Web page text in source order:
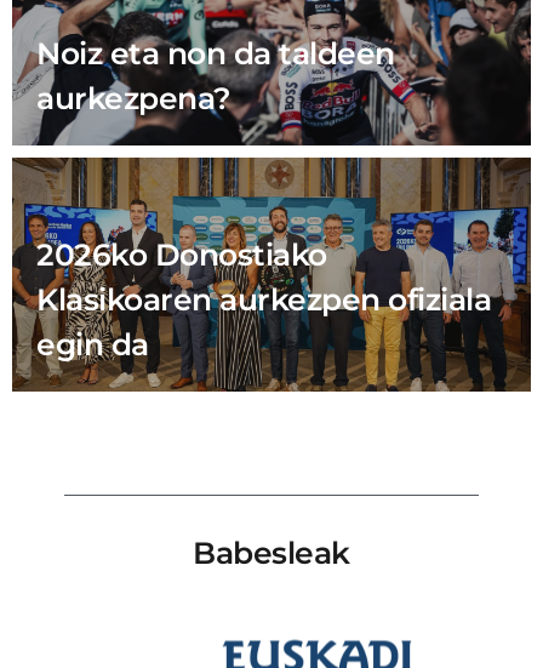
Noiz eta non da taldeen
aurkezpena?
2026ko Donostiako
Klasikoaren aurkezpen ofiziala
egin da
Babesleak